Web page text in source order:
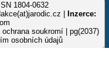
1804-0632
|
Inzerce:
soukromí | pg(2037)
osobních údajů